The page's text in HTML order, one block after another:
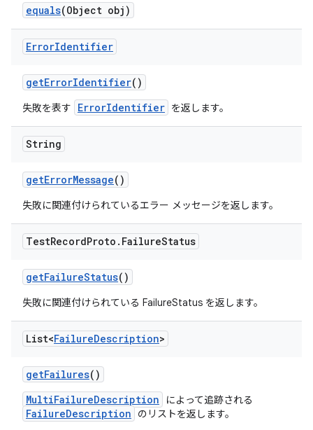
equals(Object obj)
ErrorIdentifier
getErrorIdentifier()
失敗を表す ErrorIdentifier を返します。
String
getErrorMessage()
失敗に関連付けられているエラー メッセージを返します。
TestRecordProto . FailureStatus
getFailureStatus()
失敗に関連付けられている FailureStatus を返します。
List<FailureDescription>
getFailures()
MultiFailureDescription
によって追跡される
FailureDescription のリストを返します。